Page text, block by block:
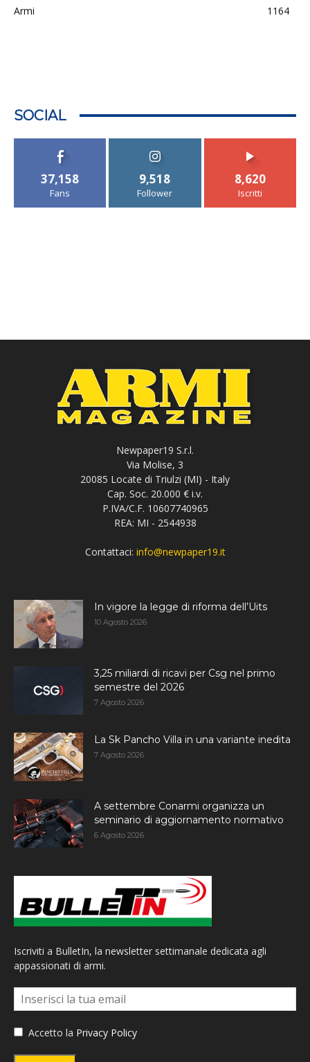
Armi
1164
SOCIAL
37,158
Fans
9,518
Follower
8,620
Iscritti
Newpaper19 S.r.l.
Via Molise, 3
20085 Locate di Triulzi (MI) - Italy
Cap. Soc. 20.000 € i.v.
P.IVA/C.F. 10607740965
REA: MI - 2544938
Contattaci: info@newpaper19.it
In vigore la legge di riforma dell’Uits
10 Agosto 2026
3,25 miliardi di ricavi per Csg nel primo
semestre del 2026
7 Agosto 2026
La Sk Pancho Villa in una variante inedita
7 Agosto 2026
A settembre Conarmi organizza un
seminario di aggiornamento normativo
6 Agosto 2026
Iscriviti a BulletIn, la newsletter settimanale dedicata agli
appassionati di armi.
Accetto la Privacy Policy